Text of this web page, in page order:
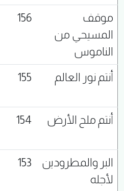
موقف
المسيحي من
الناموس
156
أنتم نور العالم 155
أنتم ملح الأرض
154
البر والمطرودين
لأجله
153